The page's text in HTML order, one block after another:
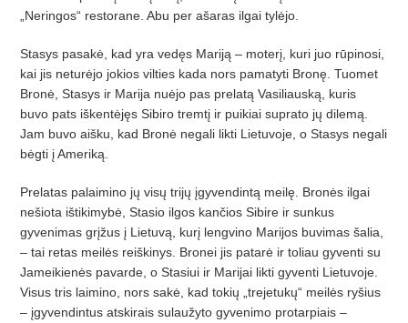
„Neringos“ restorane. Abu per ašaras ilgai tylėjo.
Stasys pasakė, kad yra vedęs Mariją – moterį, kuri juo rūpinosi,
kai jis neturėjo jokios vilties kada nors pamatyti Bronę. Tuomet
Bronė, Stasys ir Marija nuėjo pas prelatą Vasiliauską, kuris
buvo pats iškentėjęs Sibiro tremtį ir puikiai suprato jų dilemą.
Jam buvo aišku, kad Bronė negali likti Lietuvoje, o Stasys negali
bėgti į Ameriką.
Prelatas palaimino jų visų trijų įgyvendintą meilę. Bronės ilgai
nešiota ištikimybė, Stasio ilgos kančios Sibire ir sunkus
gyvenimas grįžus į Lietuvą, kurį lengvino Marijos buvimas šalia,
– tai retas meilės reiškinys. Bronei jis patarė ir toliau gyventi su
Jameikienės pavarde, o Stasiui ir Marijai likti gyventi Lietuvoje.
Visus tris laimino, nors sakė, kad tokių „trejetukų“ meilės ryšius
– įgyvendintus atskirais sulaužyto gyvenimo protarpiais –